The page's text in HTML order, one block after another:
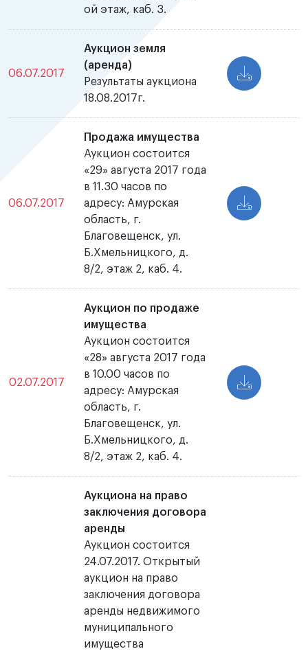
ой этаж, каб. 3.
06.07.2017
Аукцион земля
(аренда)
Результаты аукциона
18.08.2017г.
06.07.2017
Продажа имущества
Аукцион состоится
«29» августа 2017 года
в 11.30 часов по
адресу: Амурская
область, г.
Благовещенск, ул.
Б.Хмельницкого, д.
8/2, этаж 2, каб. 4.
02.07.2017
Аукцион по продаже
имущества
Аукцион состоится
«28» августа 2017 года
в 10.00 часов по
адресу: Амурская
область, г.
Благовещенск, ул.
Б.Хмельницкого, д.
8/2, этаж 2, каб. 4.
Аукциона на право
заключения договора
аренды
Аукцион состоится
24.07.2017. Открытый
аукцион на право
заключения договора
аренды недвижимого
муниципального
имущества